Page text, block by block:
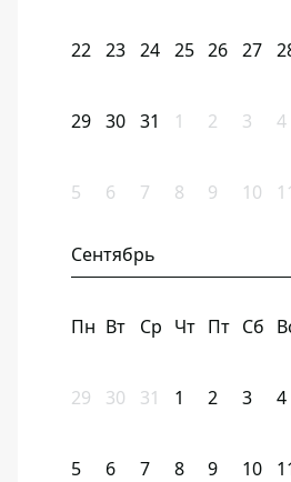
22 23 24 25 26 27
29 30 31 1 2 3 4
5 6 7 8 9 10
Сентябрь
Пн Вт Ср Чт Пт Сб
29 30 31 1 2 3 4
5 6 7 8 9 10